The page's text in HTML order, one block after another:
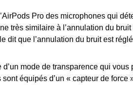
Pro des microphones qui
très similaire à l’annulation du
dit que l’annulation du bruit est
d’un mode de transparence qui
sont équipés d’un « capteur de